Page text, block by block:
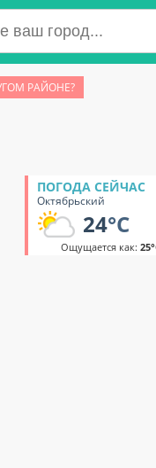
РАЙОНЕ?
ПОГОДА СЕЙЧАС
Октябрьский
24°C
Ощущается как: